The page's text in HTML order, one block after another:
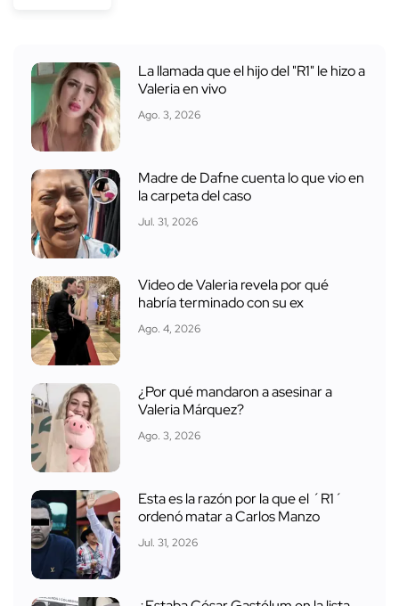
La llamada que el hijo del "R1" le hizo a
Valeria en vivo
Ago. 3, 2026
Madre de Dafne cuenta lo que vio en
la carpeta del caso
Jul. 31, 2026
Video de Valeria revela por qué
habría terminado con su ex
Ago. 4, 2026
¿Por qué mandaron a asesinar a
Valeria Márquez?
Ago. 3, 2026
Esta es la razón por la que el ´R1´
ordenó matar a Carlos Manzo
Jul. 31, 2026